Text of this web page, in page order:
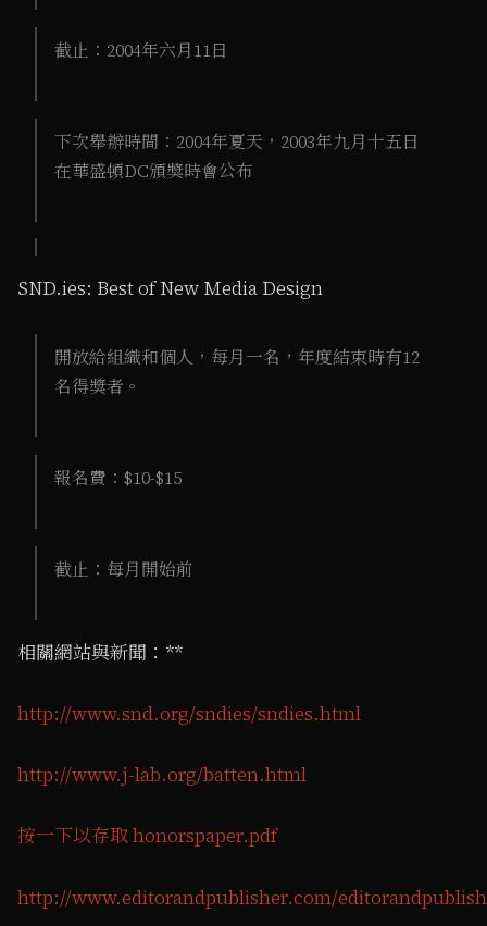
截止：2004年六月11日
下次舉辦時間：2004年夏天，2003年九月十五日
在華盛頓DC頒獎時會公布
SND.ies: Best of New Media Design
開放給組織和個人，每月一名，年度結束時有12
名得獎者。
報名費：$10-$15
截止：每月開始前
相關網站與新聞：**
http://www.snd.org/sndies/sndies.html
http://www.j-lab.org/batten.html
按一下以存取 honorspaper.pdf
http://www.editorandpublisher.com/